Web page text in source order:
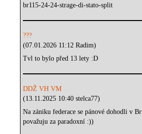
br115-24-24-strage-di-stato-split
???
(07.01.2026 11:12 Radim)
Tvl to bylo před 13 lety :D
DDŽ VH VM
(13.11.2025 10:40 stelca77)
Na zániku federace se pánové dohodli v
považuju za paradoxní :))